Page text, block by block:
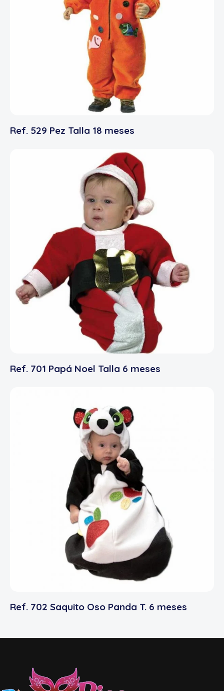
Ref. 529 Pez Talla 18 meses
Ref. 701 Papá Noel Talla 6 meses
Ref. 702 Saquito Oso Panda T. 6 meses